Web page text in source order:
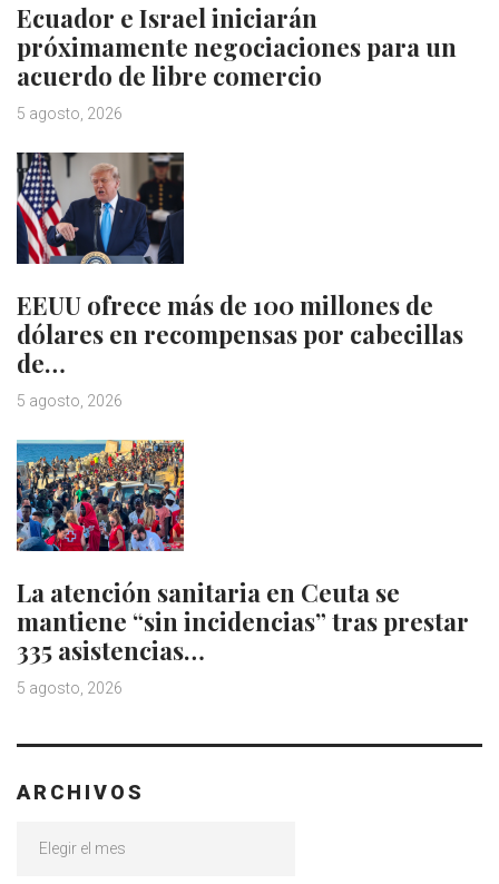
Ecuador e Israel iniciarán
próximamente negociaciones para un
acuerdo de libre comercio
5 agosto, 2026
EEUU ofrece más de 100 millones de
dólares en recompensas por cabecillas
de…
5 agosto, 2026
La atención sanitaria en Ceuta se
mantiene “sin incidencias” tras prestar
335 asistencias…
5 agosto, 2026
ARCHIVOS